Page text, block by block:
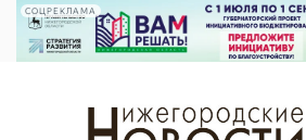
СОЦРЕКЛАМА